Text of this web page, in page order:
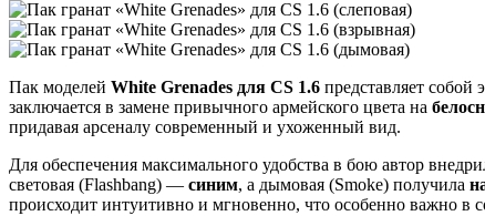
Пак моделей White Grenades для CS 1.6 представляет собой
заключается в замене привычного армейского цвета на
придавая арсеналу современный и ухоженный вид.
Для обеспечения максимального удобства в бою автор
световая (Flashbang) — синим, а дымовая (Smoke) получила
происходит интуитивно и мгновенно, что особенно важно в